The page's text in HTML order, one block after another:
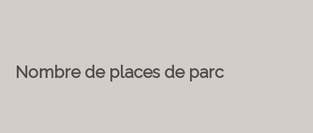
Nombre de places de parc